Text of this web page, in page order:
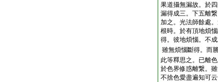
果道攝無漏故。於
漏得成三。下五離
加之。光法師餘處
根時。於有頂地煩
得。彼地煩惱。不
雖無煩惱斷得。而
此等釋思之。已離
於色界修惑離繋。
不捨色愛盡遍知可